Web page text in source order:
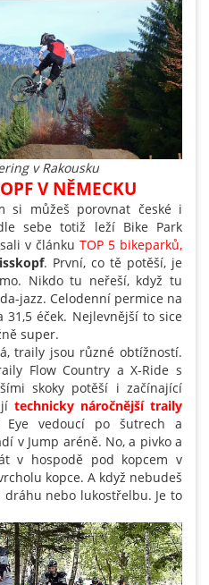
v Rakousku
V NĚMECKU
si můžeš porovnat české i
sebe totiž leží Bike Park
v článku TOP 5 bikeparků,
. První, co tě potěší, je
Nikdo tu neřeší, když tu
jazz. Celodenní permice na
éček. Nejlevnější to sice
super.
traily jsou různé obtížností.
Flow Country a X-Ride s
skoky potěší i začínající
technicky náročnější traily
Eye vedoucí po šutrech a
v Jump aréně. No, a pivko a
v hospodě pod kopcem v
kopce. A když nebudeš
nebo lukostřelbu. Je to